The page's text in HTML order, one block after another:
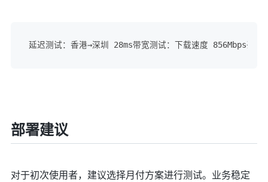
延迟测试：香港→深圳 28ms带宽测试：下载速度 856Mbps丢包
部署建议
对于初次使用者，建议选择月付方案进行测试。业务稳定